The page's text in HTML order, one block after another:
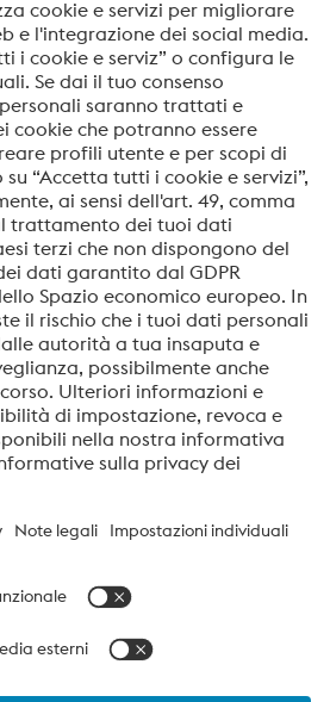
degli artt. 12, 13 del Reg. UE
di aver preso visione dell’
dei dati personali
informazioni, inviti e altre
per iniziare
FriendlyCaptcha ⇗
Metals Italia S.p.A. è una Società
come focus settori industriali ad alta
per specialità.